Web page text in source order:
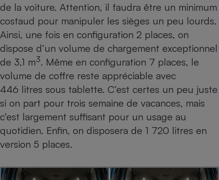
de la voiture. Attention, il faudra être un minimum
costaud pour manipuler les sièges un peu lourds.
Ainsi, une fois en configuration 2 places, on
dispose d’un volume de chargement exceptionnel
de 3,1 m3. Même en configuration 7 places, le
volume de coffre reste appréciable avec
446 litres sous tablette. C’est certes un peu juste
si on part pour trois semaine de vacances, mais
c’est largement suffisant pour un usage au
quotidien. Enfin, on disposera de 1 720 litres en
version 5 places.